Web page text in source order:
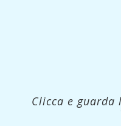
Clicca e